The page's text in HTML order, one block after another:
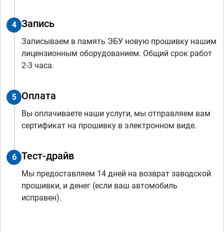
4 Запись
Записываем в память ЭБУ новую прошивку нашим
лицензионным оборудованием. Общий срок работ
2-3 часа.
5 Оплата
Вы оплачиваете наши услуги, мы отправляем вам
сертификат на прошивку в электронном виде.
6 Тест-драйв
Мы предоставляем 14 дней на возврат заводской
прошивки, и денег (если ваш автомобиль
исправен).